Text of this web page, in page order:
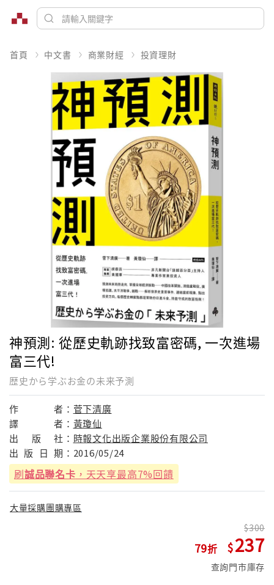
首頁 中文書 商業財經 投資理財
神預測: 從歷史軌跡找致富密碼, 一次進場
富三代!
歴史から学ぶお金の未来予測
作 者： 菅下清廣
譯
者： 黃瓊仙
出
版 社： 時報文化出版企業股份有限公司
出 版 日 期： 2016/05/24
刷誠品聯名卡 ，天天享最高7%回饋
大量採購團購專區
79
300
237
查詢門市庫存